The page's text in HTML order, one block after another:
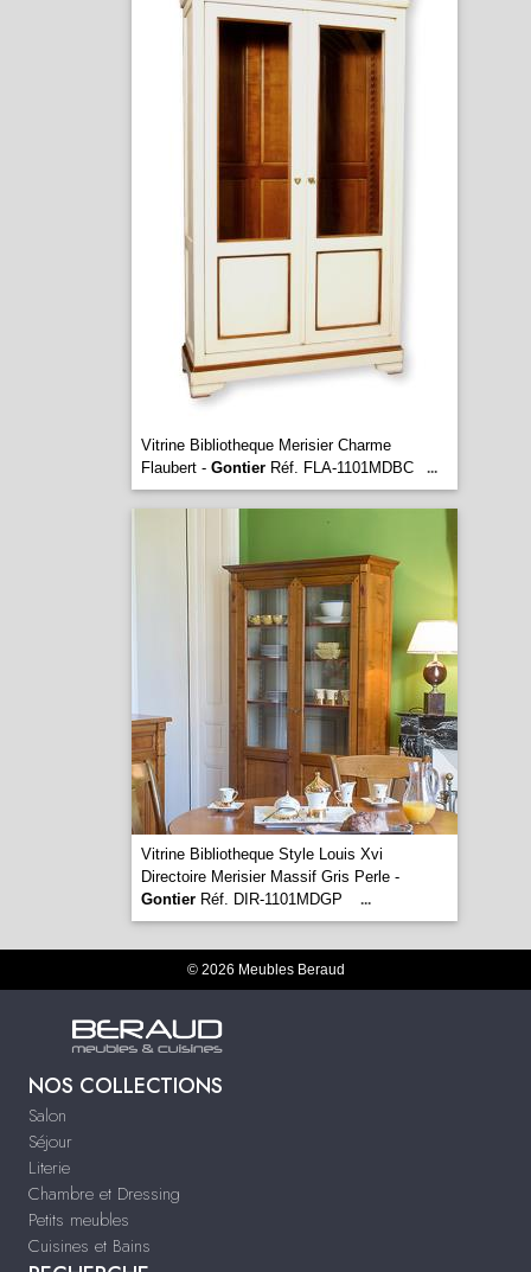
Vitrine Bibliotheque Merisier Charme
Flaubert - GontierRéf. FLA-1101MDBC ...
Vitrine Bibliotheque Style Louis Xvi
Directoire Merisier Massif Gris Perle -
GontierRéf. DIR-1101MDGP ...
© 2026 Meubles Beraud
NOS COLLECTIONS
Salon
Séjour
Literie
Chambre et Dressing
Petits meubles
Cuisines et Bains